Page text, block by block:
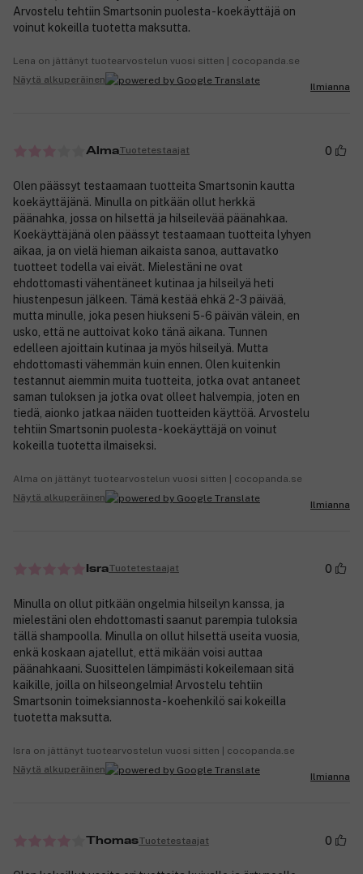
Arvostelu tehtiin Smartsonin puolesta - koekäyttäjä on
voinut kokeilla tuotetta maksutta.
Lena on jättänyt tuotearvostelun vuosi sitten | cocopanda.se
Näytä alkuperäinen
Ilmianna
AlmaTuotetestaajat 0
Olen päässyt testaamaan tuotteita Smartsonin kautta
koekäyttäjänä. Minulla on pitkään ollut herkkä
päänahka, jossa on hilsettä ja hilseilevää päänahkaa.
Koekäyttäjänä olen päässyt testaamaan tuotteita lyhyen
aikaa, ja on vielä hieman aikaista sanoa, auttavatko
tuotteet todella vai eivät. Mielestäni ne ovat
ehdottomasti vähentäneet kutinaa ja hilseilyä heti
hiustenpesun jälkeen. Tämä kestää ehkä 2-3 päivää,
mutta minulle, joka pesen hiukseni 5-6 päivän välein, en
usko, että ne auttoivat koko tänä aikana. Tunnen
edelleen ajoittain kutinaa ja myös hilseilyä. Mutta
ehdottomasti vähemmän kuin ennen. Olen kuitenkin
testannut aiemmin muita tuotteita, jotka ovat antaneet
saman tuloksen ja jotka ovat olleet halvempia, joten en
tiedä, aionko jatkaa näiden tuotteiden käyttöä. Arvostelu
tehtiin Smartsonin puolesta - koekäyttäjä on voinut
kokeilla tuotetta ilmaiseksi.
Alma on jättänyt tuotearvostelun vuosi sitten | cocopanda.se
Näytä alkuperäinen
Ilmianna
IsraTuotetestaajat 0
Minulla on ollut pitkään ongelmia hilseilyn kanssa, ja
mielestäni olen ehdottomasti saanut parempia tuloksia
tällä shampoolla. Minulla on ollut hilsettä useita vuosia,
enkä koskaan ajatellut, että mikään voisi auttaa
päänahkaani. Suosittelen lämpimästi kokeilemaan sitä
kaikille, joilla on hilseongelmia! Arvostelu tehtiin
Smartsonin toimeksiannosta - koehenkilö sai kokeilla
tuotetta maksutta.
Isra on jättänyt tuotearvostelun vuosi sitten | cocopanda.se
Näytä alkuperäinen
Ilmianna
ThomasTuotetestaajat 0